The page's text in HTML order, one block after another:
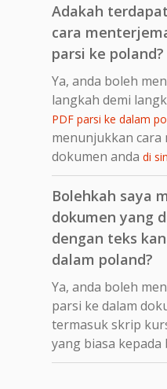
Adakah
cara
parsi ke poland?
Ya, anda boleh
langkah demi
PDF parsi ke dalam
menunjukkan cara
dokumen anda di
Bolehkah saya
dokumen yang
dengan teks
dalam poland?
Ya, anda boleh
parsi ke dalam
termasuk skrip
yang biasa